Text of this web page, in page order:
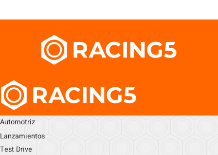
Automotriz
Lanzamientos
Test Drive